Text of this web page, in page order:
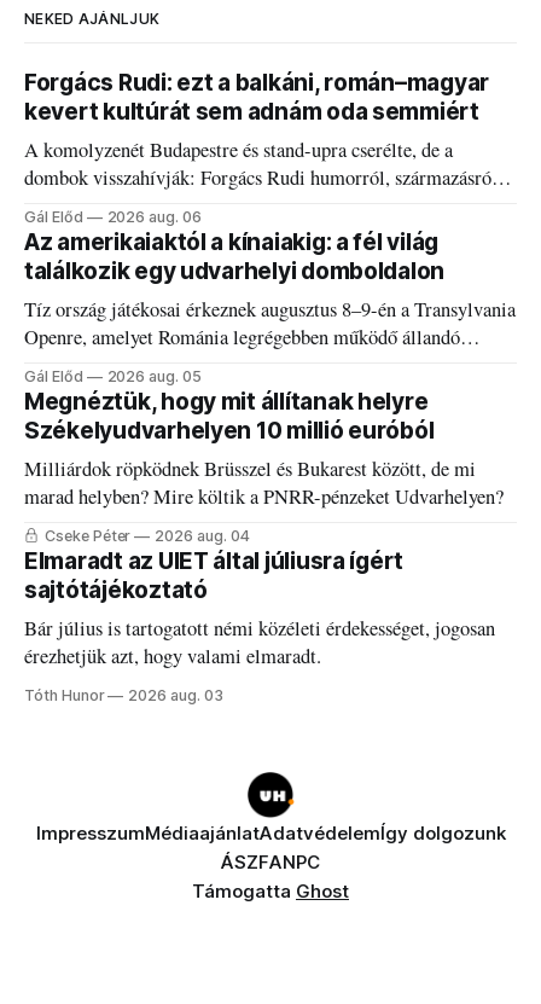
NEKED AJÁNLJUK
Forgács Rudi: ezt a balkáni, román–magyar
kevert kultúrát sem adnám oda semmiért
A komolyzenét Budapestre és stand-upra cserélte, de a
dombok visszahívják: Forgács Rudi humorról, származásról
és határokról.
Gál Előd 2026 aug. 06
Az amerikaiaktól a kínaiakig: a fél világ
találkozik egy udvarhelyi domboldalon
Tíz ország játékosai érkeznek augusztus 8–9-én a Transylvania
Openre, amelyet Románia legrégebben működő állandó
discgolfpályáján rendeznek meg.
Gál Előd 2026 aug. 05
Megnéztük, hogy mit állítanak helyre
Székelyudvarhelyen 10 millió euróból
Milliárdok röpködnek Brüsszel és Bukarest között, de mi
marad helyben? Mire költik a PNRR-pénzeket Udvarhelyen?
Cseke Péter 2026 aug. 04
Elmaradt az UIET által júliusra ígért
sajtótájékoztató
Bár július is tartogatott némi közéleti érdekességet, jogosan
érezhetjük azt, hogy valami elmaradt.
Tóth Hunor 2026 aug. 03
ImpresszumMédiaajánlatAdatvédelemÍgy dolgozunk
ÁSZFANPC
Támogatta Ghost